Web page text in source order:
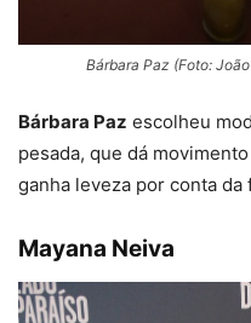
Bárbara Paz (Foto:
Bárbara Paz escolheu
pesada, que dá
ganha leveza por conta da
Mayana Neiva